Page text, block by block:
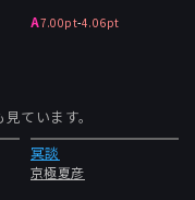
A7.00pt-4.06pt
ています。
冥談
京極夏彦